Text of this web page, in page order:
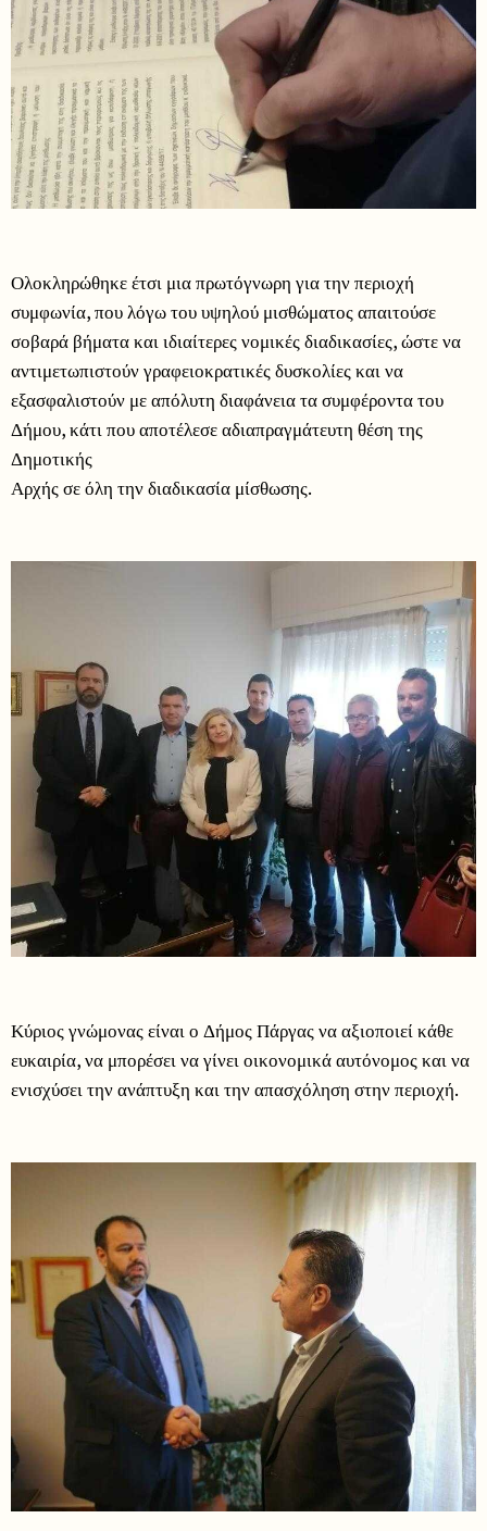
Ολοκληρώθηκε έτσι μια πρωτόγνωρη για την περιοχή
συμφωνία, που λόγω του υψηλού μισθώματος απαιτούσε
σοβαρά βήματα και ιδιαίτερες νομικές διαδικασίες, ώστε να
αντιμετωπιστούν γραφειοκρατικές δυσκολίες και να
εξασφαλιστούν με απόλυτη διαφάνεια τα συμφέροντα του
Δήμου, κάτι που αποτέλεσε αδιαπραγμάτευτη θέση της
Δημοτικής
Αρχής σε όλη την διαδικασία μίσθωσης.
Κύριος γνώμονας είναι ο Δήμος Πάργας να αξιοποιεί κάθε
ευκαιρία, να μπορέσει να γίνει οικονομικά αυτόνομος και να
ενισχύσει την ανάπτυξη και την απασχόληση στην περιοχή.